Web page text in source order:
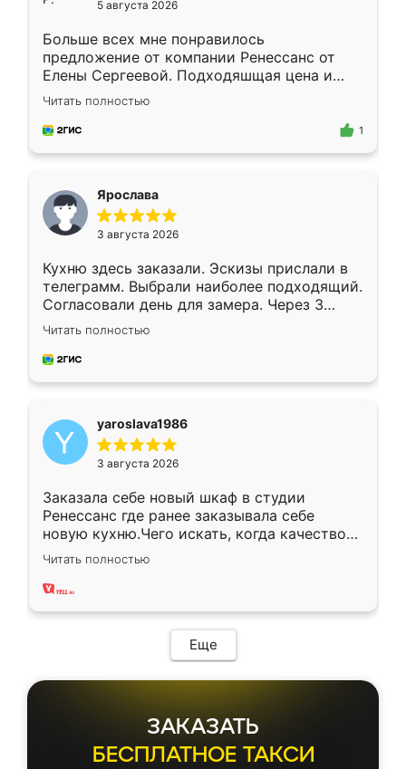
5 августа 2026
Больше всех мне понравилось
предложение от компании Ренессанс от
Елены Сергеевой. Подходяшщая цена и
короткие сроки изготовления. Приехавший
для замера сотрудник Владислав
предложил по моему эскизу самый
Читать полностью
1
Ярослава
3 августа 2026
Кухню здесь заказали. Эскизы прислали в
телеграмм. Выбрали наиболее подходящий.
Согласовали день для замера. Через 3
недели кухня была уже готова. Остались
довольны работой. Спасибо Ренессанс
мебель за качественную работу!
Читать полностью
yaroslava1986
3 августа 2026
Заказала себе новый шкаф в студии
Ренессанс где ранее заказывала себе
новую кухню.Чего искать, когда качеством
вполне довольна. Служит кухня уже почти
два года, нареканий нет.
Читать полностью
Еще
ЗАКАЗАТЬ
БЕСПЛАТНОЕ ТАКСИ